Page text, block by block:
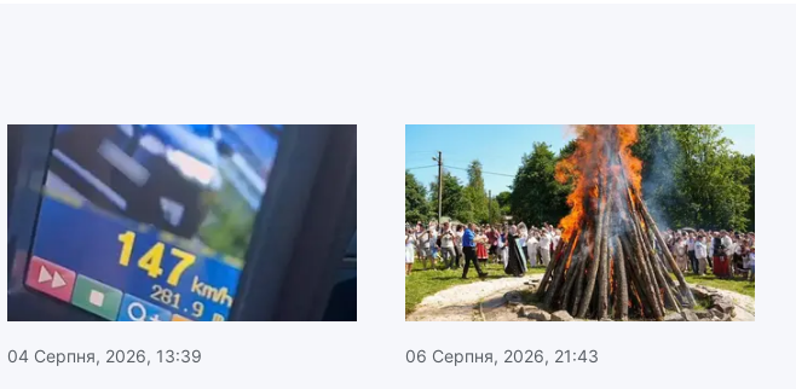
04 Серпня, 2026, 13:39 06 Серпня, 2026, 21:43